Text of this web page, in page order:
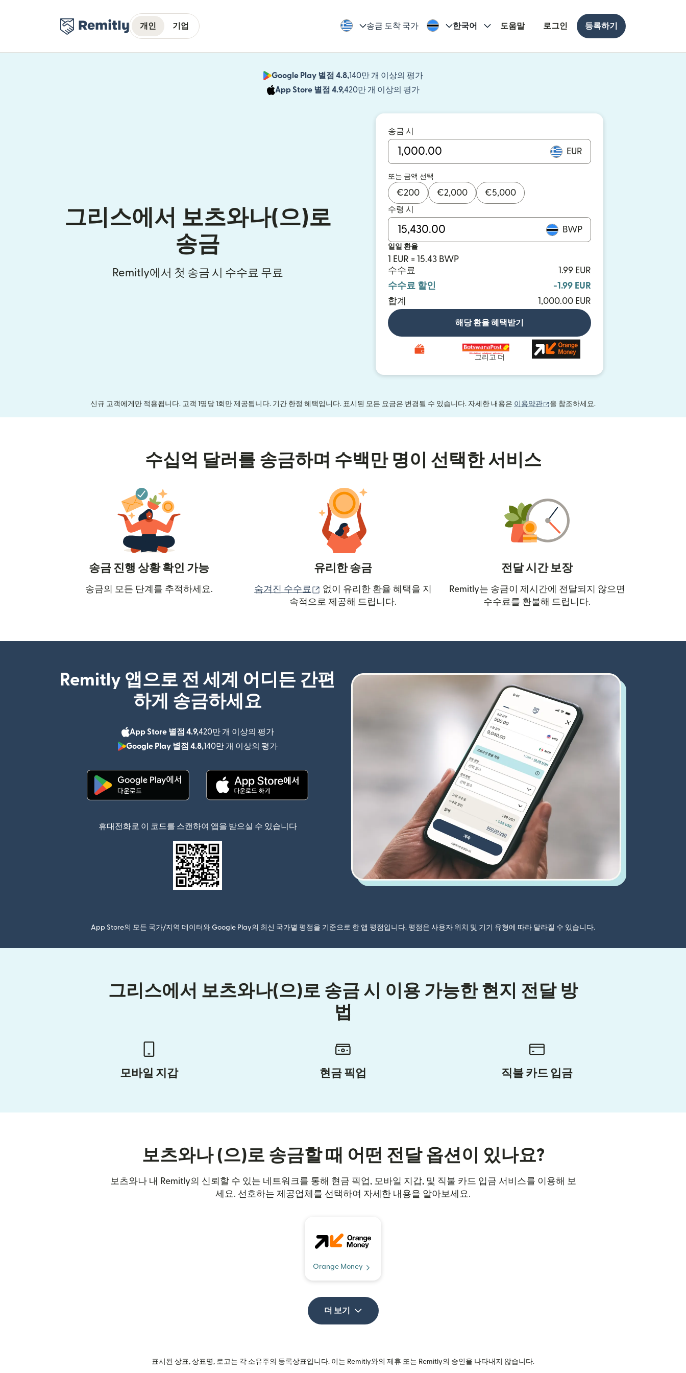
개인 기업 송금 도착 국가 한국어 도움말 로그인 등록하기
Google Play 별점 4.8,140만 개 이상의 평가
App Store 별점 4.9,420만 개 이상의 평가
그리스에서 보츠와나(으)로
송금
Remitly에서 첫 송금 시 수수료 무료
송금 시
EUR
또는 금액 선택
€200 €2,000 €5,000
수령 시
BWP
일일 환율
1 EUR = 15.43 BWP
수수료
1.99 EUR
수수료 할인
-1.99 EUR
합계
1,000.00 EUR
해당 환율 혜택받기
그리고 더
신규 고객에게만 적용됩니다. 고객 1명당 1회만 제공됩니다. 기간 한정 혜택입니다. 표시된 모든 요금은 변경될 수 있습니다. 자세한 내용은 이용약관 (새 창에서 열림)
을 참조하세요.
수십억 달러를 송금하며 수백만 명이 선택한 서비스
송금 진행 상황 확인 가능
송금의 모든 단계를 추적하세요.
유리한 송금
숨겨진 수수료 (새 창에서 열림)
없이 유리한 환율 혜택을 지
속적으로 제공해 드립니다.
전달 시간 보장
Remitly는 송금이 제시간에 전달되지 않으면
수수료를 환불해 드립니다.
Remitly 앱으로 전 세계 어디든 간편
하게 송금하세요
App Store 별점 4.9,420만 개 이상의 평가
Google Play 별점 4.8,140만 개 이상의 평가
휴대전화로 이 코드를 스캔하여 앱을 받으실 수 있습니다
App Store의 모든 국가/지역 데이터와 Google Play의 최신 국가별 평점을 기준으로 한 앱 평점입니다. 평점은 사용자 위치 및 기기 유형에 따라 달라질 수 있습니다.
그리스에서 보츠와나(으)로 송금 시 이용 가능한 현지 전달 방
법
모바일 지갑 현금 픽업 직불 카드 입금
보츠와나 (으)로 송금할 때 어떤 전달 옵션이 있나요?
보츠와나 내 Remitly의 신뢰할 수 있는 네트워크를 통해 현금 픽업, 모바일 지갑, 및 직불 카드 입금 서비스를 이용해 보
세요. 선호하는 제공업체를 선택하여 자세한 내용을 알아보세요.
Orange Money
더 보기
표시된 상표, 상표명, 로고는 각 소유주의 등록상표입니다. 이는 Remitly와의 제휴 또는 Remitly의 승인을 나타내지 않습니다.